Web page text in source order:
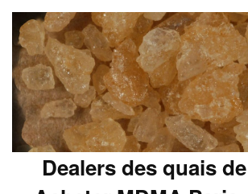
Dealers des quais